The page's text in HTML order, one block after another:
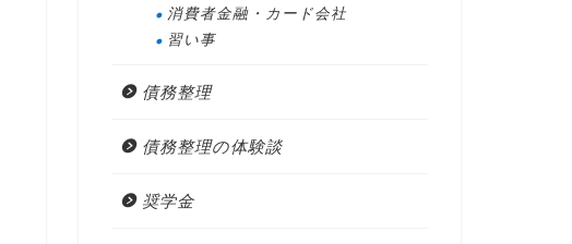
消費者金融・カード会社
習い事
債務整理
債務整理の体験談
奨学金